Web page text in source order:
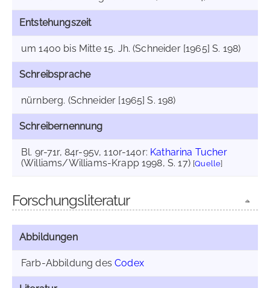
Entstehungszeit
um 1400 bis Mitte 15. Jh. (Schneider [1965] S. 198)
Schreibsprache
nürnberg. (Schneider [1965] S. 198)
Schreibernennung
Bl. 9r-71r, 84r-95v, 110r-140r: Katharina Tucher
(Williams/Williams-Krapp 1998, S. 17) [Quelle]
Forschungsliteratur
Abbildungen
Farb-Abbildung desCodex